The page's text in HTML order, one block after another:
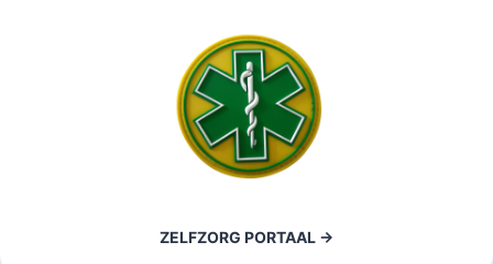
ZELFZORG PORTAAL ->